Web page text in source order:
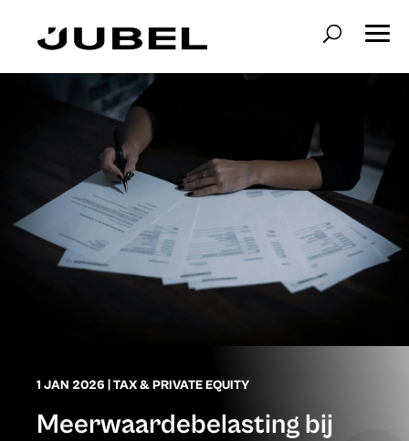
1 JAN 2026 |TAX & PRIVATE EQUITY
Meerwaardebelasting bij